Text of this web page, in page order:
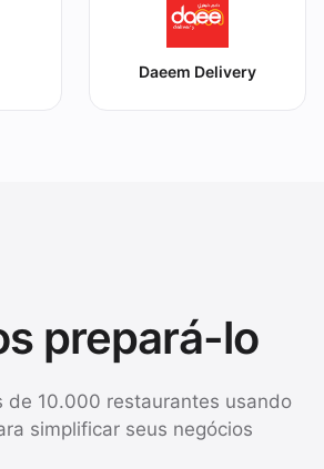
Daeem Delivery
prepará-lo
de 10.000 restaurantes usando
simplificar seus negócios